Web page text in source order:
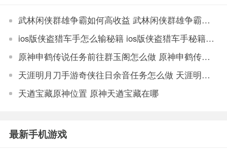
武林闲侠群雄争霸如何高收益 武林闲侠群雄争霸高收益攻略
ios版侠盗猎车手怎么输秘籍 ios版侠盗猎车手秘籍输入攻略介绍
原神申鹤传说任务前往群玉阁怎么做 原神申鹤传说任务前往群玉阁完成方法
天涯明月刀手游奇侠往日余音任务怎么做 天涯明月刀手游奇侠往日余音完成方法
天遒宝藏原神位置 原神天遒宝藏在哪
最新手机游戏